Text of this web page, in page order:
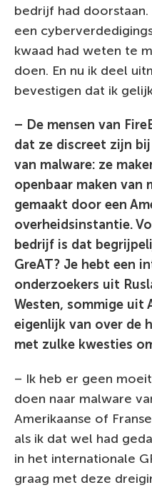
bedrijf had
een
kwaad had weten te
doen. En nu ik deel
bevestigen dat ik
– De mensen van
dat ze discreet zijn
van malware: ze
openbaar maken van
gemaakt door een
overheidsinstantie.
bedrijf is dat
GreAT? Je hebt een
onderzoekers uit
Westen, sommige uit
eigenlijk van over de
met zulke kwesties
– Ik heb er geen
doen naar malware
Amerikaanse of
als ik dat wel had
in het internationale
graag met deze